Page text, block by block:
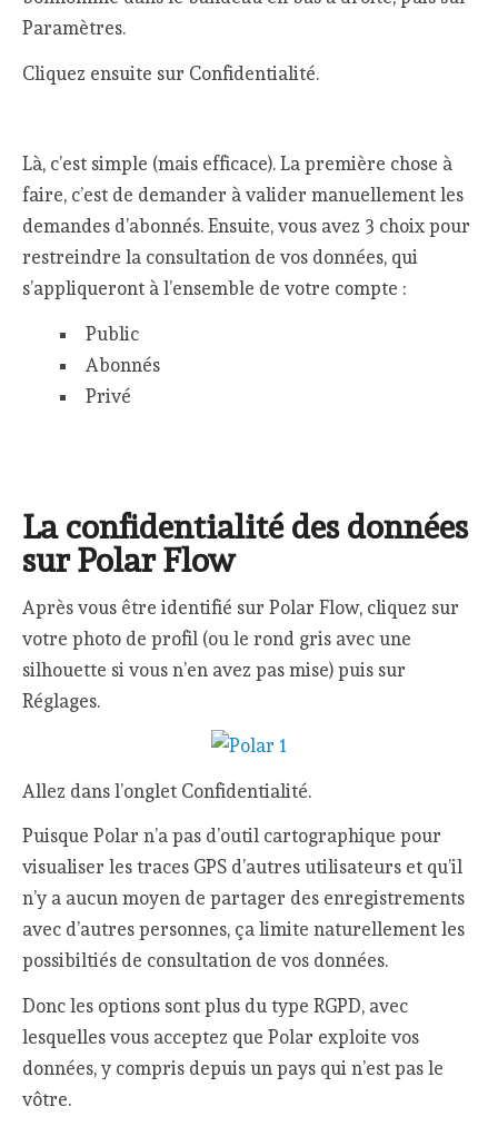
Paramètres.
Cliquez ensuite sur Confidentialité.
Là, c’est simple (mais efficace). La première chose à
faire, c’est de demander à valider manuellement les
demandes d’abonnés. Ensuite, vous avez 3 choix pour
restreindre la consultation de vos données, qui
s’appliqueront à l’ensemble de votre compte :
Public
Abonnés
Privé
La confidentialité des données
sur Polar Flow
Après vous être identifié sur Polar Flow, cliquez sur
votre photo de profil (ou le rond gris avec une
silhouette si vous n’en avez pas mise) puis sur
Réglages.
Allez dans l’onglet Confidentialité.
Puisque Polar n’a pas d’outil cartographique pour
visualiser les traces GPS d’autres utilisateurs et qu’il
n’y a aucun moyen de partager des enregistrements
avec d’autres personnes, ça limite naturellement les
possibiltiés de consultation de vos données.
Donc les options sont plus du type RGPD, avec
lesquelles vous acceptez que Polar exploite vos
données, y compris depuis un pays qui n’est pas le
vôtre.